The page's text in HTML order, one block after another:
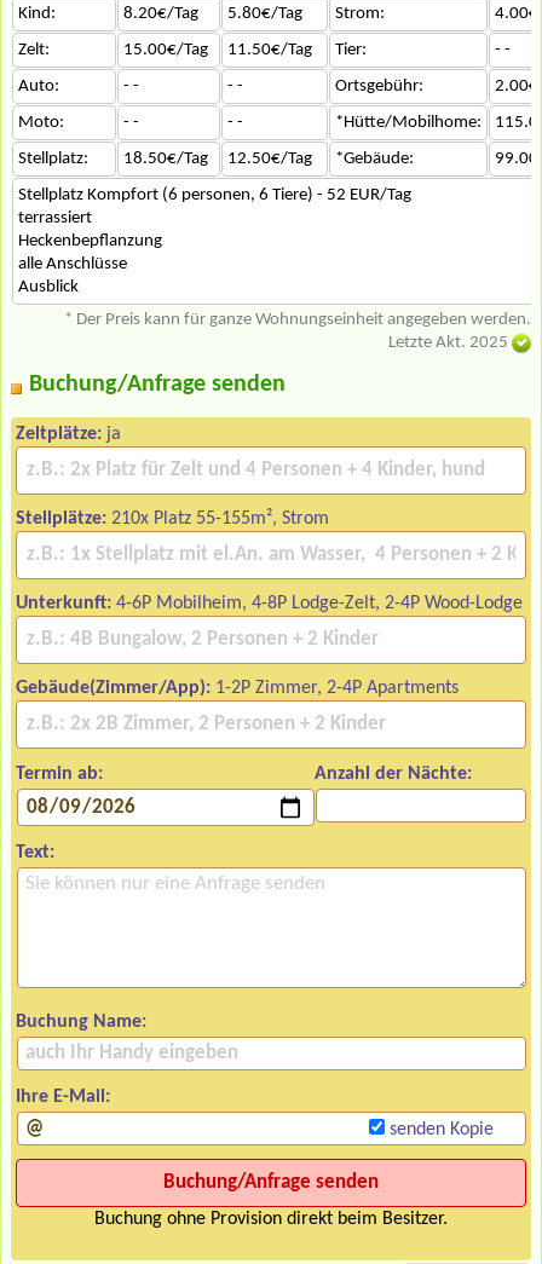
Kind:
8.20€/Tag 5.80€/Tag Strom:
Zelt:
15.00€/Tag 11.50€/Tag Tier:
- -
Auto:
- - - - Ortsgebühr:
Moto:
- - - - *Hütte/Mobilhome:
Stellplatz:
18.50€/Tag 12.50€/Tag *Gebäude:
Stellplatz Kompfort (6 personen, 6 Tiere) - 52 EUR/Tag
terrassiert
Heckenbepflanzung
alle Anschlüsse
Ausblick
* Der Preis kann für ganze Wohnungseinheit angegeben werden.
Letzte Akt. 2025
Buchung/Anfrage senden
Zeltplätze: ja
Stellplätze: 210x Platz 55-155m², Strom
Unterkunft: 4-6P Mobilheim, 4-8P Lodge-Zelt, 2-4P Wood-Lodge
Gebäude(Zimmer/App): 1-2P Zimmer, 2-4P Apartments
Termin ab: Anzahl der Nächte:
Text:
Buchung Name:
Ihre E-Mail:
senden Kopie
Buchung ohne Provision direkt beim Besitzer.